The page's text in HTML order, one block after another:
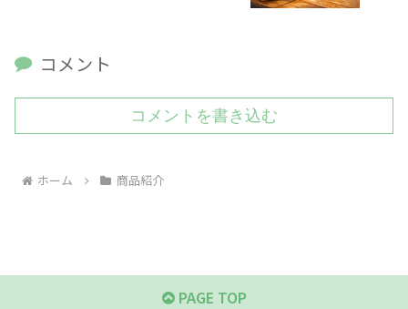
コメント
コメントを書き込む
ホーム 商品紹介
PAGE TOP